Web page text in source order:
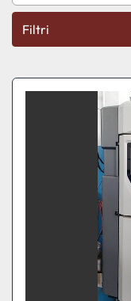
Filtri